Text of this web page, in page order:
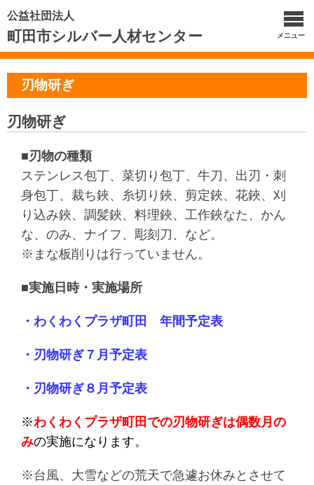
公益社団法人
町田市シルバー人材センター メニュー
刃物研ぎ
刃物研ぎ
■刃物の種類
ステンレス包丁、菜切り包丁、牛刀、出刃・刺
身包丁、裁ち鋏、糸切り鋏、剪定鋏、花鋏、刈
り込み鋏、調髪鋏、料理鋏、工作鋏なた、かん
な、のみ、ナイフ、彫刻刀、など。
※まな板削りは行っていません。
■実施日時・実施場所
・わくわくプラザ町田 年間予定表
・刃物研ぎ７月予定表
・刃物研ぎ８月予定表
※わくわくプラザ町田での刃物研ぎは偶数月の
みの実施になります。
※台風、大雪などの荒天で急遽お休みとさせて